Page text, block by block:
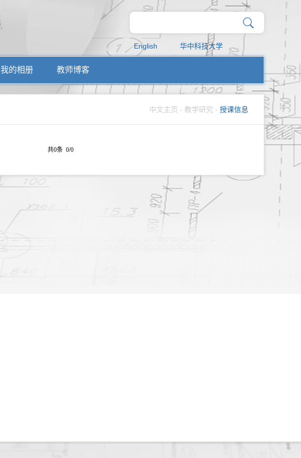
English 华中科技大学
我的相册 教师博客
中文主页 - 教学研究 - 授课信息
共0条 0/0